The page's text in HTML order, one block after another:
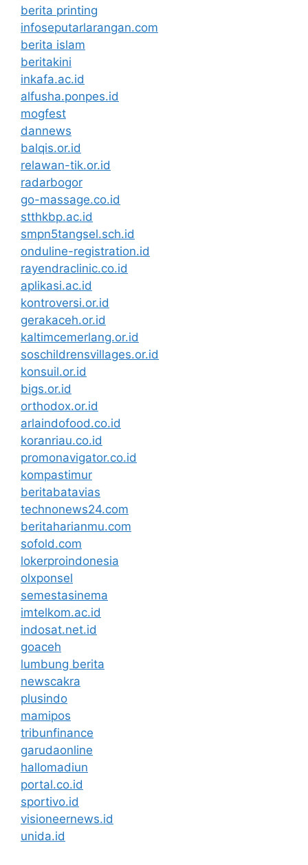
berita printing
infoseputarlarangan.com
berita islam
beritakini
inkafa.ac.id
alfusha.ponpes.id
mogfest
dannews
balqis.or.id
relawan-tik.or.id
radarbogor
go-massage.co.id
stthkbp.ac.id
smpn5tangsel.sch.id
onduline-registration.id
rayendraclinic.co.id
aplikasi.ac.id
kontroversi.or.id
gerakaceh.or.id
kaltimcemerlang.or.id
soschildrensvillages.or.id
konsuil.or.id
bigs.or.id
orthodox.or.id
arlaindofood.co.id
koranriau.co.id
promonavigator.co.id
kompastimur
beritabatavias
technonews24.com
beritaharianmu.com
sofold.com
lokerproindonesia
olxponsel
semestasinema
imtelkom.ac.id
indosat.net.id
goaceh
lumbung berita
newscakra
plusindo
mamipos
tribunfinance
garudaonline
hallomadiun
portal.co.id
sportivo.id
visioneernews.id
unida.id